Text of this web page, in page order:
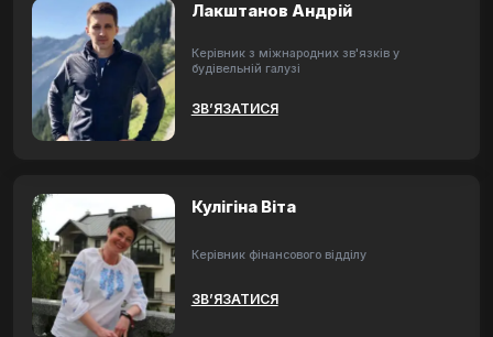
Лакштанов Андрій
Керівник з міжнародних зв'язків у
будівельній галузі
ЗВ’ЯЗАТИСЯ
Кулігіна Віта
Керівник фінансового відділу
ЗВ’ЯЗАТИСЯ